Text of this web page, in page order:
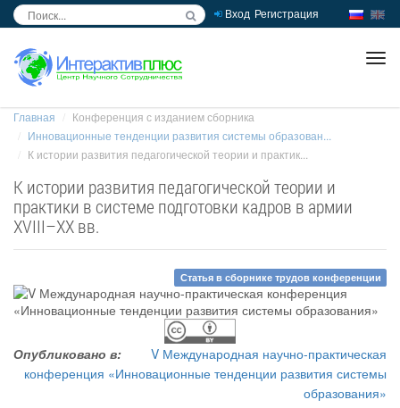
Вход Регистрация
Главная
Конференция с изданием сборника
Инновационные тенденции развития системы образован...
К истории развития педагогической теории и практик...
К истории развития педагогической теории и
практики в системе подготовки кадров в армии
XVIII–XX вв.
Статья в сборнике трудов конференции
Опубликовано в:
V Международная научно-практическая
конференция «Инновационные тенденции развития системы
образования»